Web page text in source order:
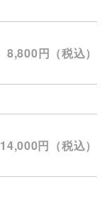
8,800円（税込）
14,000円（税込）